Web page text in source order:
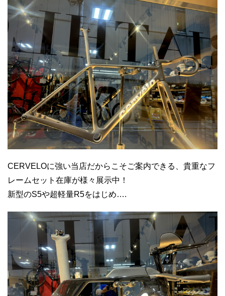
CERVELOに強い当店だからこそご案内できる、貴重なフ
レームセット在庫が様々展示中！
新型のS5や超軽量R5をはじめ….